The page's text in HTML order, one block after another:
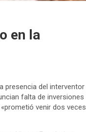
en la
presencia del interventor
falta de inversiones
venir dos veces